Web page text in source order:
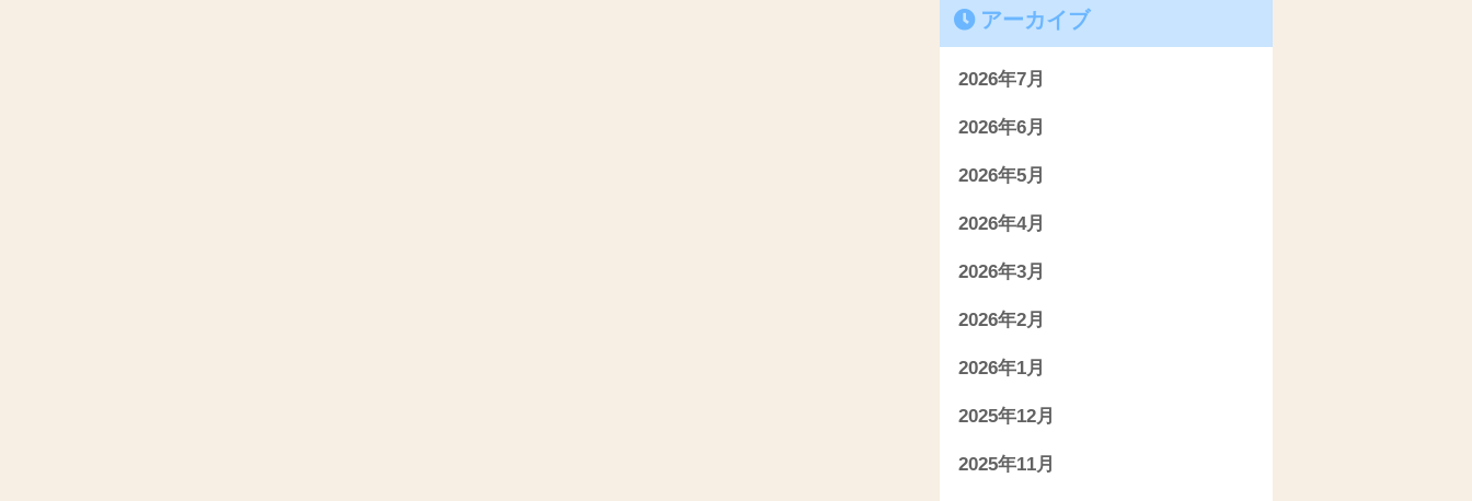
アーカイブ
2026年7月
2026年6月
2026年5月
2026年4月
2026年3月
2026年2月
2026年1月
2025年12月
2025年11月